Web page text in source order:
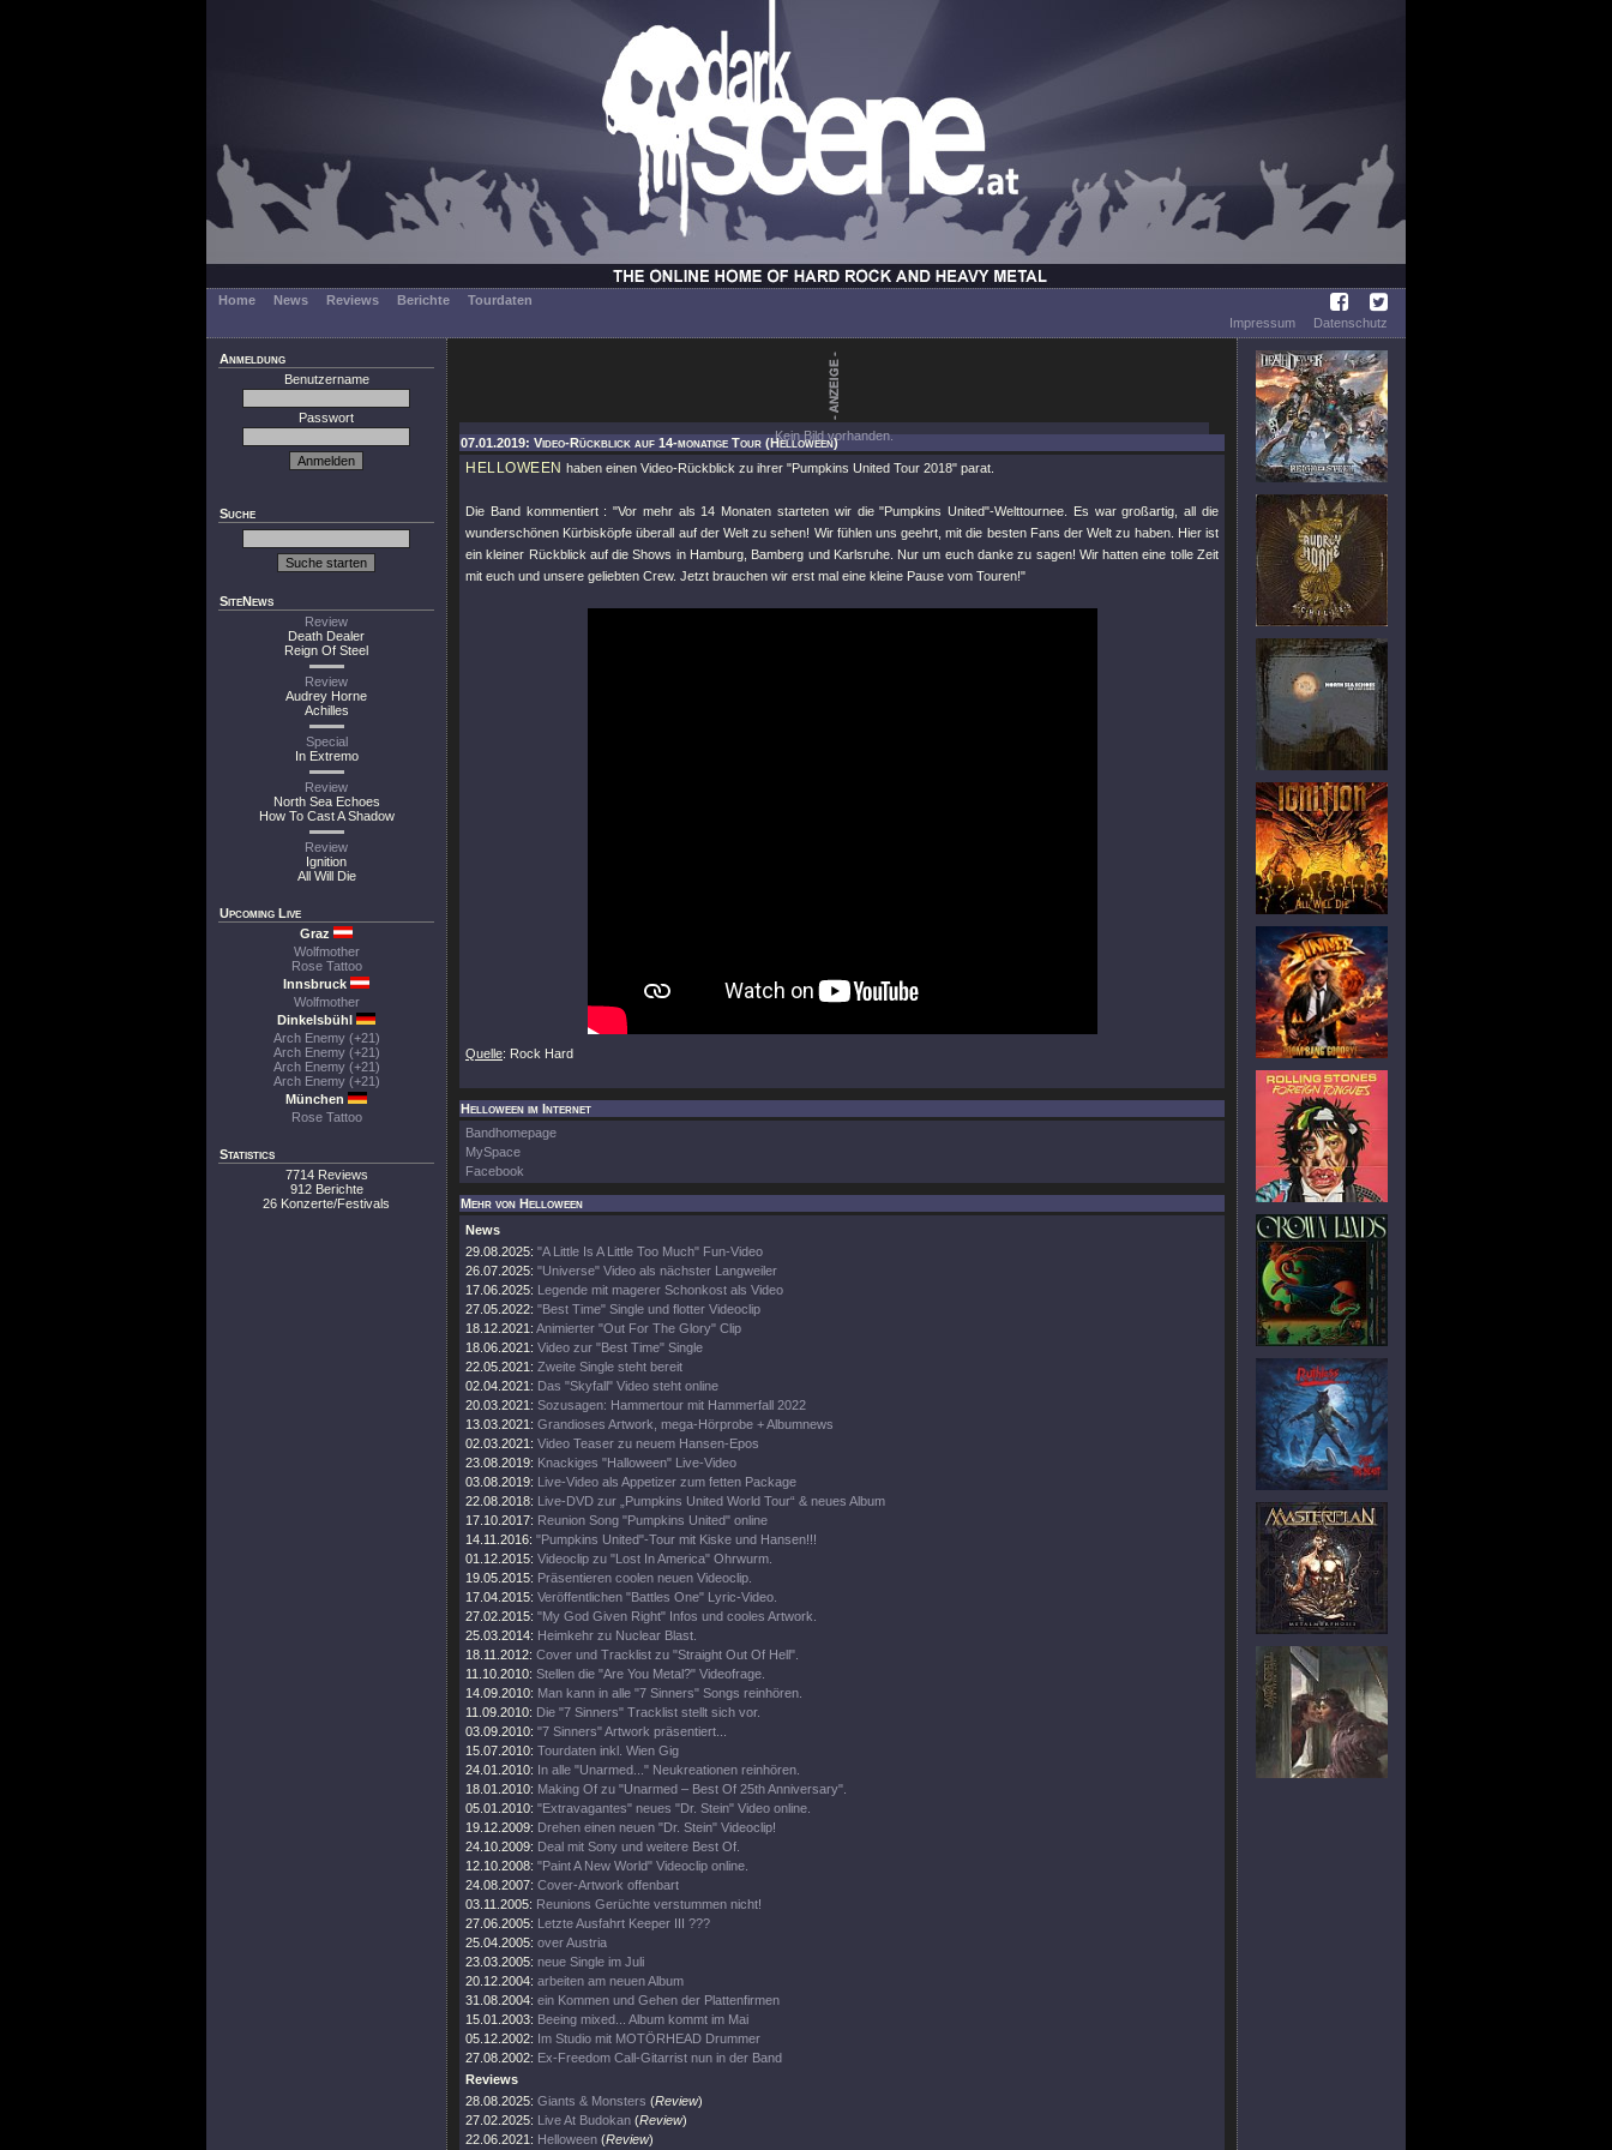
Home News Reviews Berichte
Tourdaten
Impressum
Datenschutz
Anmeldung
Benutzername
Passwort
Suche
SiteNews
Review
Death Dealer
Reign Of Steel
Review
Audrey Horne
Achilles
Special
In Extremo
Review
North Sea Echoes
How To Cast A Shadow
Review
Ignition
All Will Die
Upcoming Live
Graz
Wolfmother
Rose Tattoo
Innsbruck
Wolfmother
Dinkelsbühl
Arch Enemy (+21)
Arch Enemy (+21)
Arch Enemy (+21)
Arch Enemy (+21)
München
Rose Tattoo
Statistics
7714 Reviews
912 Berichte
26 Konzerte/Festivals
Kein Bild vorhanden.
07.01.2019: Video-Rückblick auf 14-monatige Tour (Helloween)
HELLOWEEN haben einen Video-Rückblick zu ihrer "Pumpkins United Tour 2018" parat.
Die Band kommentiert : "Vor mehr als 14 Monaten starteten wir die "Pumpkins United"-Welttournee. Es war großartig, all die
wunderschönen Kürbisköpfe überall auf der Welt zu sehen! Wir fühlen uns geehrt, mit die besten Fans der Welt zu haben. Hier ist
ein kleiner Rückblick auf die Shows in Hamburg, Bamberg und Karlsruhe. Nur um euch danke zu sagen! Wir hatten eine tolle Zeit
mit euch und unsere geliebten Crew. Jetzt brauchen wir erst mal eine kleine Pause vom Touren!"
Quelle: Rock Hard
Helloween im Internet
Bandhomepage
MySpace
Facebook
Mehr von Helloween
News
29.08.2025: "A Little Is A Little Too Much" Fun-Video
26.07.2025: "Universe" Video als nächster Langweiler
17.06.2025: Legende mit magerer Schonkost als Video
27.05.2022: "Best Time" Single und flotter Videoclip
18.12.2021: Animierter "Out For The Glory" Clip
18.06.2021: Video zur "Best Time" Single
22.05.2021: Zweite Single steht bereit
02.04.2021: Das "Skyfall" Video steht online
20.03.2021: Sozusagen: Hammertour mit Hammerfall 2022
13.03.2021: Grandioses Artwork, mega-Hörprobe + Albumnews
02.03.2021: Video Teaser zu neuem Hansen-Epos
23.08.2019: Knackiges "Halloween" Live-Video
03.08.2019: Live-Video als Appetizer zum fetten Package
22.08.2018: Live-DVD zur „Pumpkins United World Tour“ & neues Album
17.10.2017: Reunion Song "Pumpkins United" online
14.11.2016: "Pumpkins United"-Tour mit Kiske und Hansen!!!
01.12.2015: Videoclip zu "Lost In America" Ohrwurm.
19.05.2015: Präsentieren coolen neuen Videoclip.
17.04.2015: Veröffentlichen "Battles One" Lyric-Video.
27.02.2015: "My God Given Right" Infos und cooles Artwork.
25.03.2014: Heimkehr zu Nuclear Blast.
18.11.2012: Cover und Tracklist zu "Straight Out Of Hell".
11.10.2010: Stellen die "Are You Metal?" Videofrage.
14.09.2010: Man kann in alle "7 Sinners" Songs reinhören.
11.09.2010: Die "7 Sinners" Tracklist stellt sich vor.
03.09.2010: "7 Sinners" Artwork präsentiert...
15.07.2010: Tourdaten inkl. Wien Gig
24.01.2010: In alle "Unarmed..." Neukreationen reinhören.
18.01.2010: Making Of zu "Unarmed – Best Of 25th Anniversary".
05.01.2010: "Extravagantes" neues "Dr. Stein" Video online.
19.12.2009: Drehen einen neuen "Dr. Stein" Videoclip!
24.10.2009: Deal mit Sony und weitere Best Of.
12.10.2008: "Paint A New World" Videoclip online.
24.08.2007: Cover-Artwork offenbart
03.11.2005: Reunions Gerüchte verstummen nicht!
27.06.2005: Letzte Ausfahrt Keeper III ???
25.04.2005: over Austria
23.03.2005: neue Single im Juli
20.12.2004: arbeiten am neuen Album
31.08.2004: ein Kommen und Gehen der Plattenfirmen
15.01.2003: Beeing mixed... Album kommt im Mai
05.12.2002: Im Studio mit MOTÖRHEAD Drummer
27.08.2002: Ex-Freedom Call-Gitarrist nun in der Band
Reviews
28.08.2025: Giants & Monsters (Review)
27.02.2025: Live At Budokan (Review)
22.06.2021: Helloween (Review)